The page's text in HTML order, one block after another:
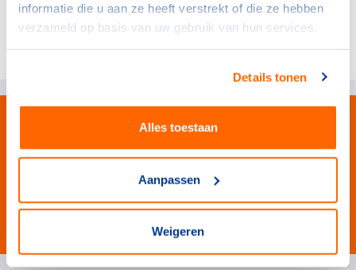
informatie die u aan ze heeft verstrekt of die ze hebben
verzameld op basis van uw gebruik van hun services.
Details tonen
Alles toestaan
Aanpassen
Weigeren
Deel dit artikel op social media:
#wewinnenveelmetsport